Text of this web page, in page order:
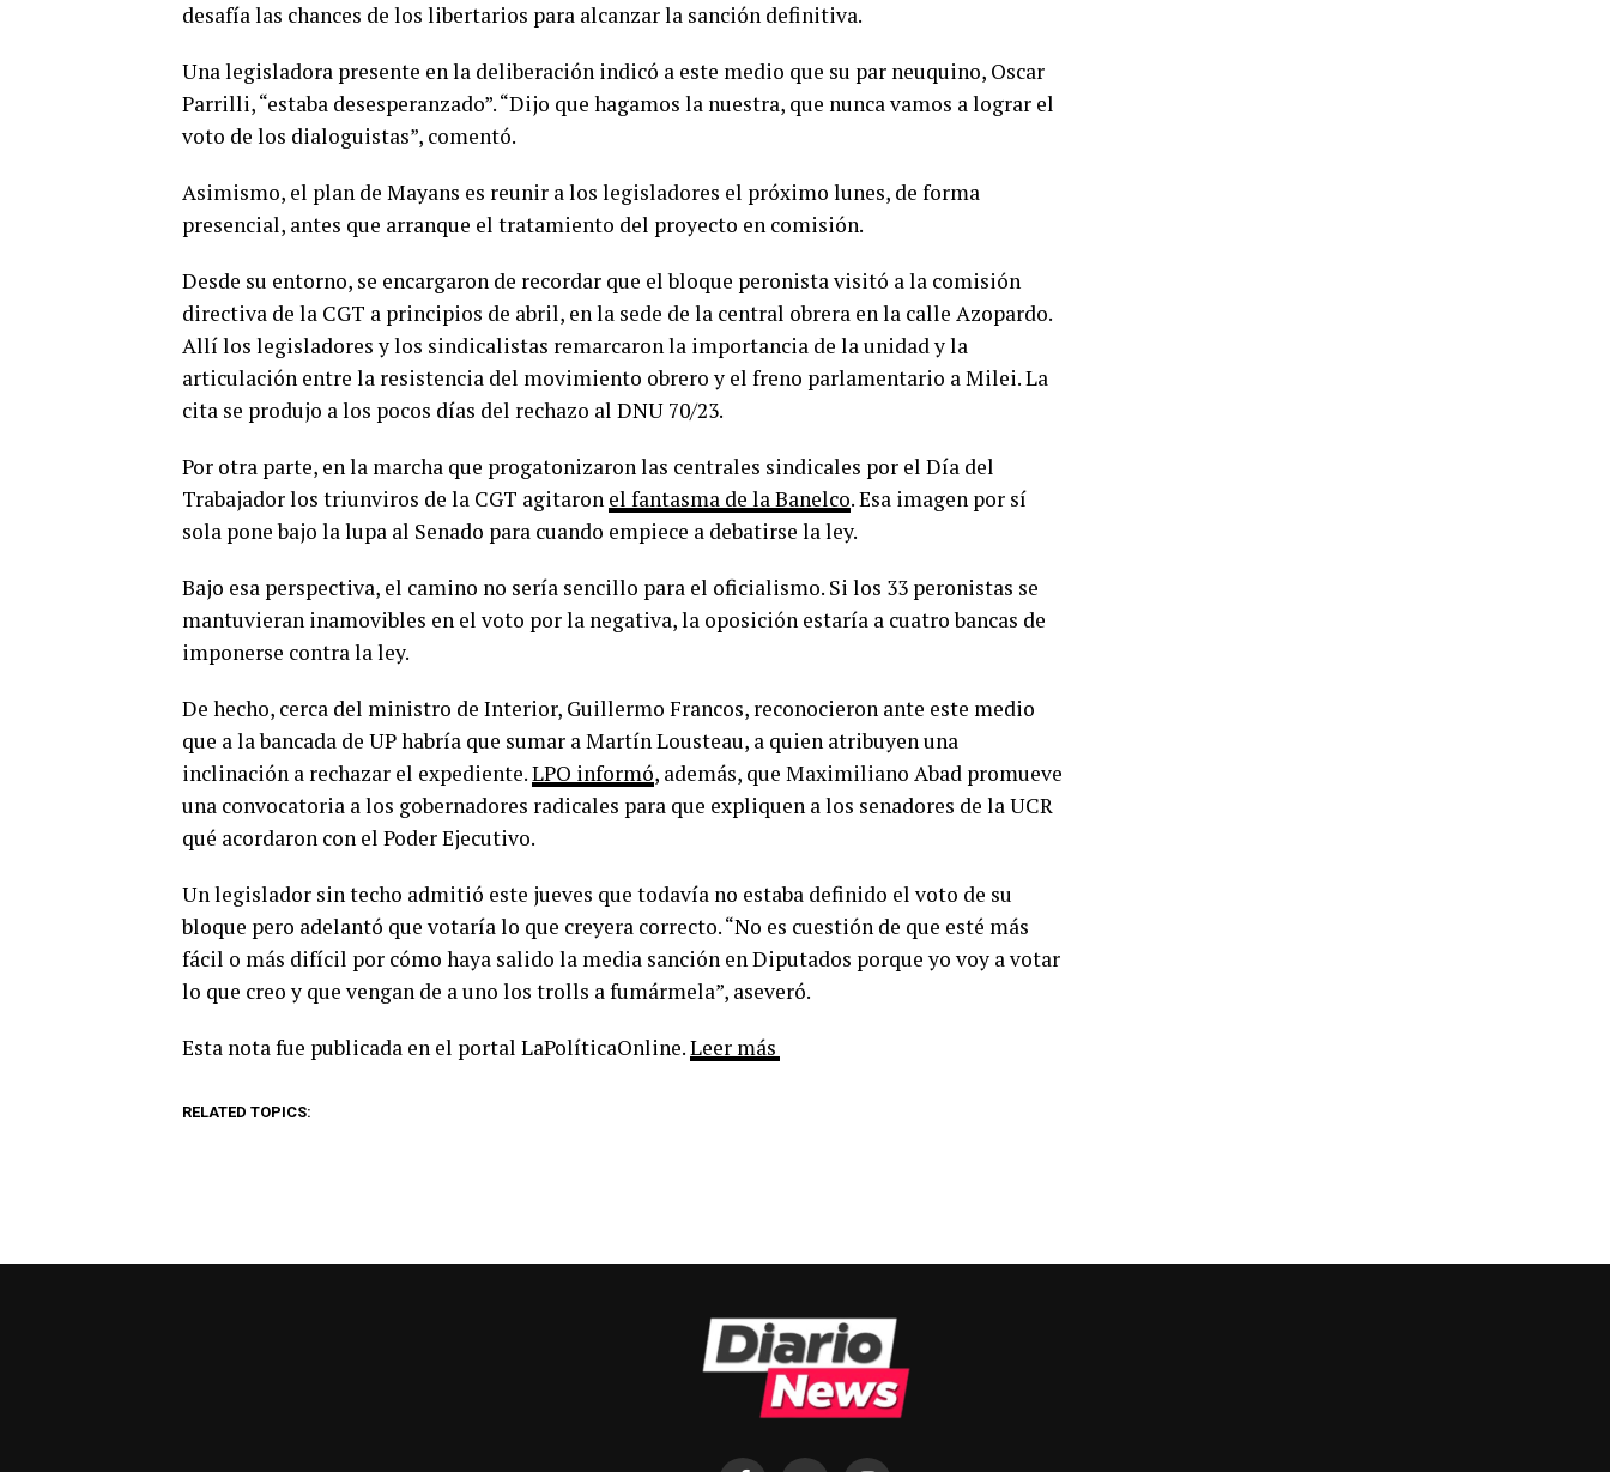
desafía las chances de los libertarios para alcanzar la sanción definitiva.
Una legisladora presente en la deliberación indicó a este medio que su par neuquino, Oscar
Parrilli, “estaba desesperanzado”. “Dijo que hagamos la nuestra, que nunca vamos a lograr el
voto de los dialoguistas”, comentó.
Asimismo, el plan de Mayans es reunir a los legisladores el próximo lunes, de forma
presencial, antes que arranque el tratamiento del proyecto en comisión.
Desde su entorno, se encargaron de recordar que el bloque peronista visitó a la comisión
directiva de la CGT a principios de abril, en la sede de la central obrera en la calle Azopardo.
Allí los legisladores y los sindicalistas remarcaron la importancia de la unidad y la
articulación entre la resistencia del movimiento obrero y el freno parlamentario a Milei. La
cita se produjo a los pocos días del rechazo al DNU 70/23.
Por otra parte, en la marcha que progatonizaron las centrales sindicales por el Día del
Trabajador los triunviros de la CGT agitaron el fantasma de la Banelco. Esa imagen por sí
sola pone bajo la lupa al Senado para cuando empiece a debatirse la ley.
Bajo esa perspectiva, el camino no sería sencillo para el oficialismo. Si los 33 peronistas se
mantuvieran inamovibles en el voto por la negativa, la oposición estaría a cuatro bancas de
imponerse contra la ley.
De hecho, cerca del ministro de Interior, Guillermo Francos, reconocieron ante este medio
que a la bancada de UP habría que sumar a Martín Lousteau, a quien atribuyen una
inclinación a rechazar el expediente.LPO informó, además, que Maximiliano Abad promueve
una convocatoria a los gobernadores radicales para que expliquen a los senadores de la UCR
qué acordaron con el Poder Ejecutivo.
Un legislador sin techo admitió este jueves que todavía no estaba definido el voto de su
bloque pero adelantó que votaría lo que creyera correcto. “No es cuestión de que esté más
fácil o más difícil por cómo haya salido la media sanción en Diputados porque yo voy a votar
lo que creo y que vengan de a uno los trolls a fumármela”, aseveró.
Esta nota fue publicada en el portal LaPolíticaOnline.Leer más
RELATED TOPICS: